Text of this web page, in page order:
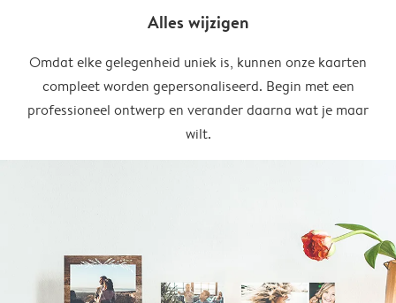
Alles wijzigen
Omdat elke gelegenheid uniek is, kunnen onze kaarten
compleet worden gepersonaliseerd. Begin met een
professioneel ontwerp en verander daarna wat je maar
wilt.